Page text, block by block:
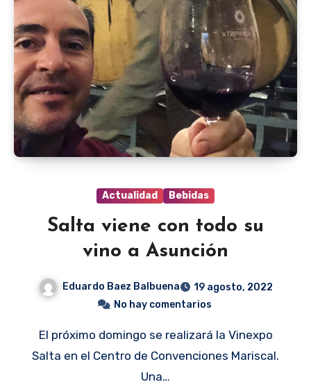
Actualidad Bebidas
Salta viene con todo su
vino a Asunción
Eduardo Baez Balbuena
19 agosto, 2022
No hay comentarios
El próximo domingo se realizará la Vinexpo
Salta en el Centro de Convenciones Mariscal.
Una…